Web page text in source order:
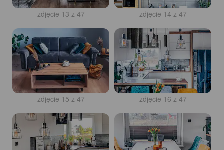
zdjęcie 13 z 47 zdjęcie 14 z 47
zdjęcie 15 z 47 zdjęcie 16 z 47